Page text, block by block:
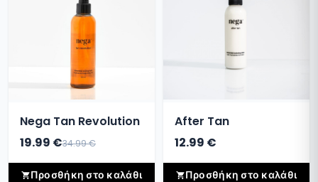
Nega Tan Revolution
19.99 €34.99 €
Προσθήκη στο καλάθι
After Tan
12.99 €
Προσθήκη στο καλάθι